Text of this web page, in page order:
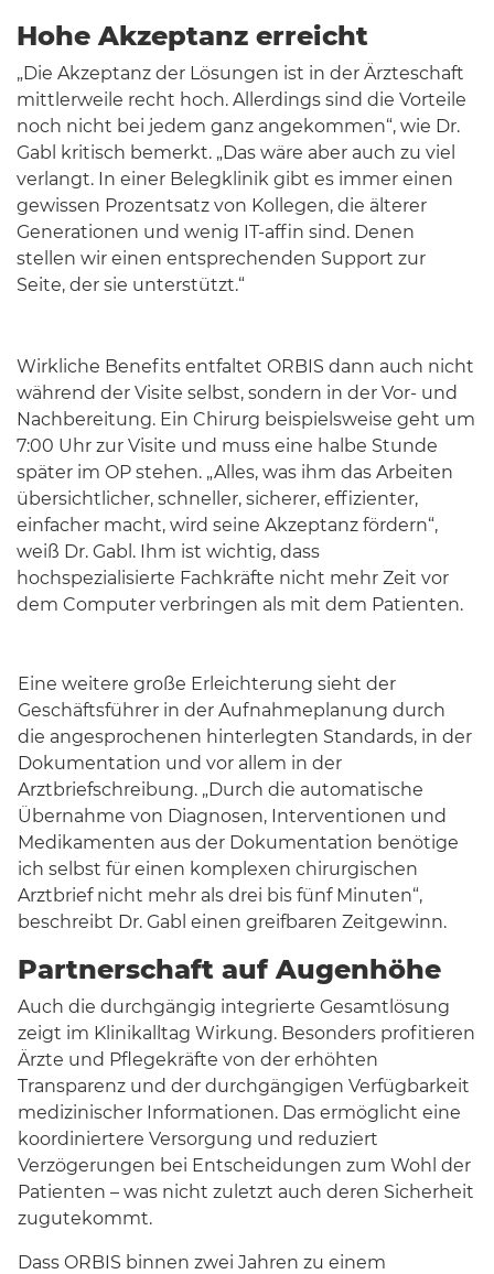
Hohe Akzeptanz erreicht
„Die Akzeptanz der Lösungen ist in der Ärzteschaft
mittlerweile recht hoch. Allerdings sind die Vorteile
noch nicht bei jedem ganz angekommen“, wie Dr.
Gabl kritisch bemerkt. „Das wäre aber auch zu viel
verlangt. In einer Belegklinik gibt es immer einen
gewissen Prozentsatz von Kollegen, die älterer
Generationen und wenig IT-affin sind. Denen
stellen wir einen entsprechenden Support zur
Seite, der sie unterstützt.“
Wirkliche Benefits entfaltet ORBIS dann auch nicht
während der Visite selbst, sondern in der Vor- und
Nachbereitung. Ein Chirurg beispielsweise geht um
7:00 Uhr zur Visite und muss eine halbe Stunde
später im OP stehen. „Alles, was ihm das Arbeiten
übersichtlicher, schneller, sicherer, effizienter,
einfacher macht, wird seine Akzeptanz fördern“,
weiß Dr. Gabl. Ihm ist wichtig, dass
hochspezialisierte Fachkräfte nicht mehr Zeit vor
dem Computer verbringen als mit dem Patienten.
Eine weitere große Erleichterung sieht der
Geschäftsführer in der Aufnahmeplanung durch
die angesprochenen hinterlegten Standards, in der
Dokumentation und vor allem in der
Arztbriefschreibung. „Durch die automatische
Übernahme von Diagnosen, Interventionen und
Medikamenten aus der Dokumentation benötige
ich selbst für einen komplexen chirurgischen
Arztbrief nicht mehr als drei bis fünf Minuten“,
beschreibt Dr. Gabl einen greifbaren Zeitgewinn.
Partnerschaft auf Augenhöhe
Auch die durchgängig integrierte Gesamtlösung
zeigt im Klinikalltag Wirkung. Besonders profitieren
Ärzte und Pflegekräfte von der erhöhten
Transparenz und der durchgängigen Verfügbarkeit
medizinischer Informationen. Das ermöglicht eine
koordiniertere Versorgung und reduziert
Verzögerungen bei Entscheidungen zum Wohl der
Patienten – was nicht zuletzt auch deren Sicherheit
zugutekommt.
Dass ORBIS binnen zwei Jahren zu einem